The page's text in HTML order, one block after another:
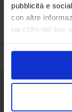
pubblicità e
con altre
raccolto dal suo